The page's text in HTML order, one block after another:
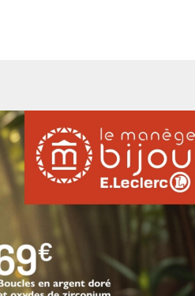
dans sa version numérique.